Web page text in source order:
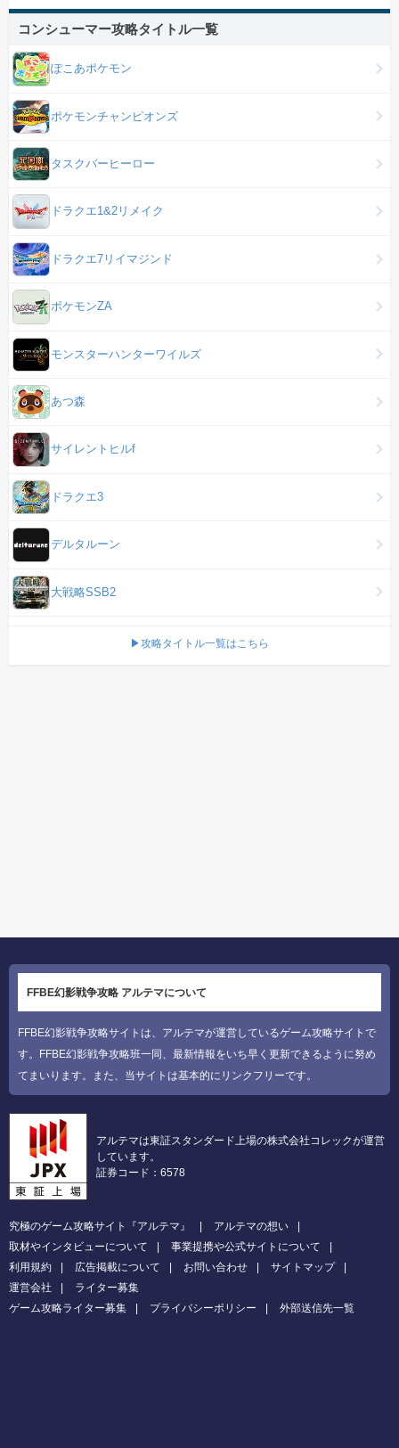
コンシューマー攻略タイトル一覧
ぽこあポケモン
ポケモンチャンピオンズ
タスクバーヒーロー
ドラクエ1&2リメイク
ドラクエ7リイマジンド
ポケモンZA
モンスターハンターワイルズ
あつ森
サイレントヒルf
ドラクエ3
デルタルーン
大戦略SSB2
▶攻略タイトル一覧はこちら
FFBE幻影戦争攻略 アルテマについて
FFBE幻影戦争攻略サイトは、アルテマが運営しているゲーム攻略サイトで
す。FFBE幻影戦争攻略班一同、最新情報をいち早く更新できるように努め
てまいります。また、当サイトは基本的にリンクフリーです。
アルテマは東証スタンダード上場の株式会社コレックが運営
しています。
証券コード：6578
究極のゲーム攻略サイト『アルテマ』
アルテマの想い
取材やインタビューについて
事業提携や公式サイトについて
利用規約
広告掲載について お問い合わせ
サイトマップ
運営会社
ライター募集
ゲーム攻略ライター募集
プライバシーポリシー 外部送信先一覧